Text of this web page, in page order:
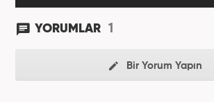
YORUMLAR 1
Bir Yorum Yapın